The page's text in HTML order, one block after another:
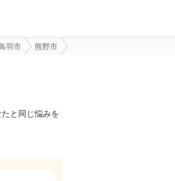
羽市
熊野市
と同じ悩みを